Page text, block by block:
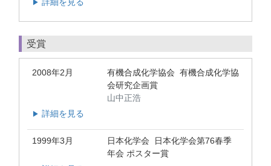
▶ 詳細を見る
受賞
2008年2月
有機合成化学協会 有機合成化学協
会研究企画賞
山中正浩
▶ 詳細を見る
1999年3月
日本化学会 日本化学会第76春季
年会 ポスター賞